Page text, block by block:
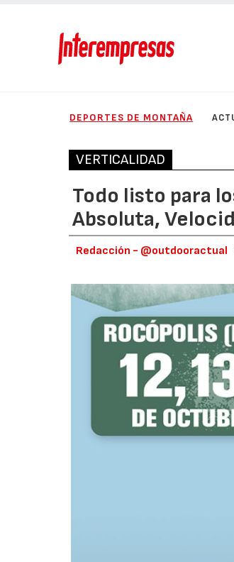
DEPORTES DE MONTAÑA
VERTICALIDAD
Todo listo para
Absoluta,
Redacción - @outdooractual